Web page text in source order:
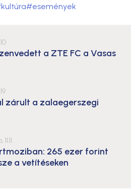
#események
a ZTE FC a Vasas
zárult a zalaegerszegi
265 ezer forint
a vetítéseken